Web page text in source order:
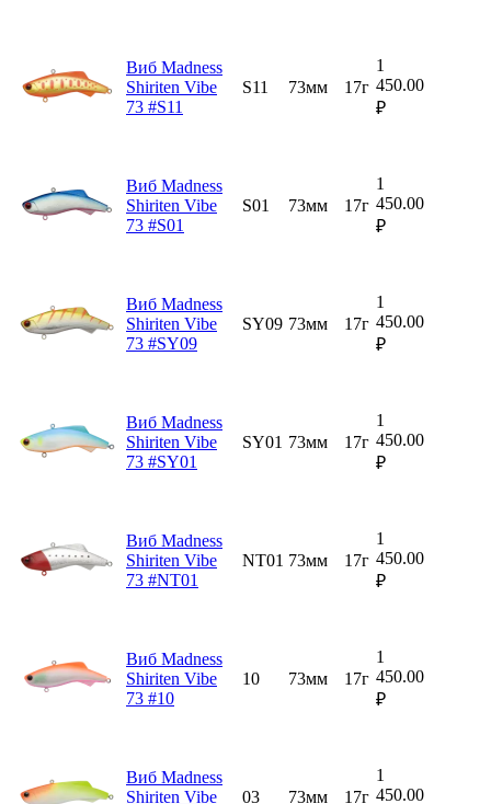
Виб Madness
Shiriten Vibe
73 #S11
S11 73мм 17г
1
450.00
₽
Виб Madness
Shiriten Vibe
73 #S01
S01 73мм 17г
1
450.00
₽
Виб Madness
Shiriten Vibe
73 #SY09
SY09 73мм 17г
1
450.00
₽
Виб Madness
Shiriten Vibe
73 #SY01
SY01 73мм 17г
1
450.00
₽
Виб Madness
Shiriten Vibe
73 #NT01
NT01 73мм 17г
1
450.00
₽
Виб Madness
Shiriten Vibe
73 #10
10 73мм 17г
1
450.00
₽
Виб Madness
Shiriten Vibe
03 73мм 17г
1
450.00